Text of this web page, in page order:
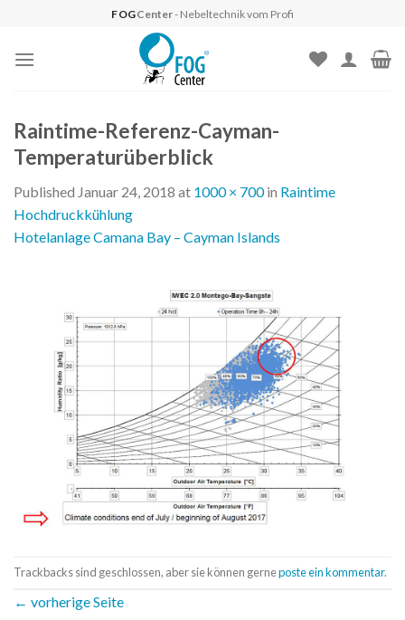
content
FOGCenter- Nebeltechnik vom Profi
Raintime-Referenz-Cayman-
Temperaturüberblick
Published Januar 24, 2018 at 1000 × 700in Raintime
Hochdruckkühlung
Hotelanlage Camana Bay – Cayman Islands
Trackbacks sind geschlossen, aber sie können gerneposte ein kommentar.
← vorherige Seite